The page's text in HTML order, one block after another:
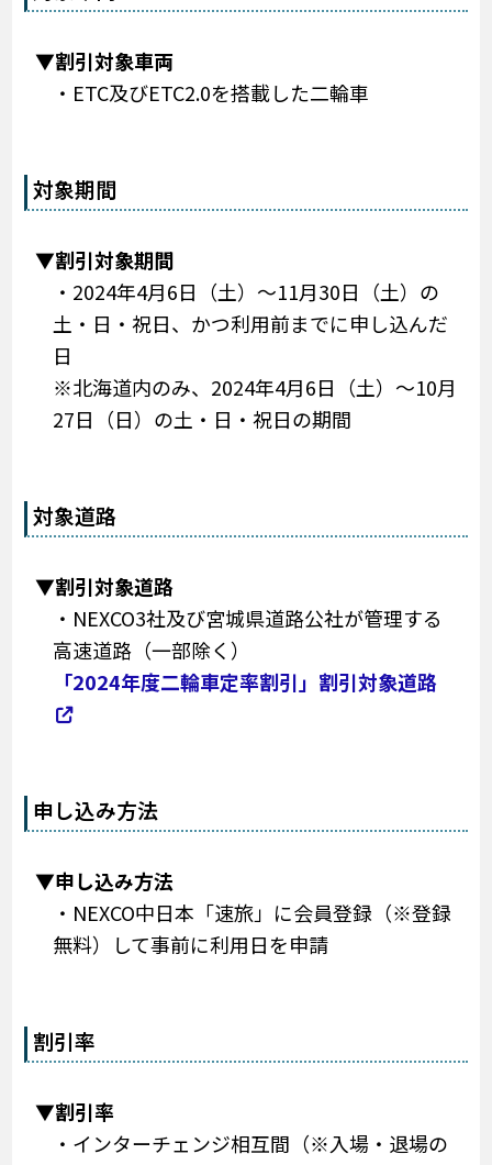
▼割引対象車両
・ETC及びETC2.0を搭載した二輪車
対象期間
▼割引対象期間
・2024年4月6日（土）～11月30日（土）の
土・日・祝日、かつ利用前までに申し込んだ
日
※北海道内のみ、2024年4月6日（土）～10月
27日（日）の土・日・祝日の期間
対象道路
▼割引対象道路
・NEXCO3社及び宮城県道路公社が管理する
高速道路（一部除く）
「2024年度二輪車定率割引」割引対象道路
申し込み方法
▼申し込み方法
・NEXCO中日本「速旅」に会員登録（※登録
無料）して事前に利用日を申請
割引率
▼割引率
・インターチェンジ相互間（※入場・退場の